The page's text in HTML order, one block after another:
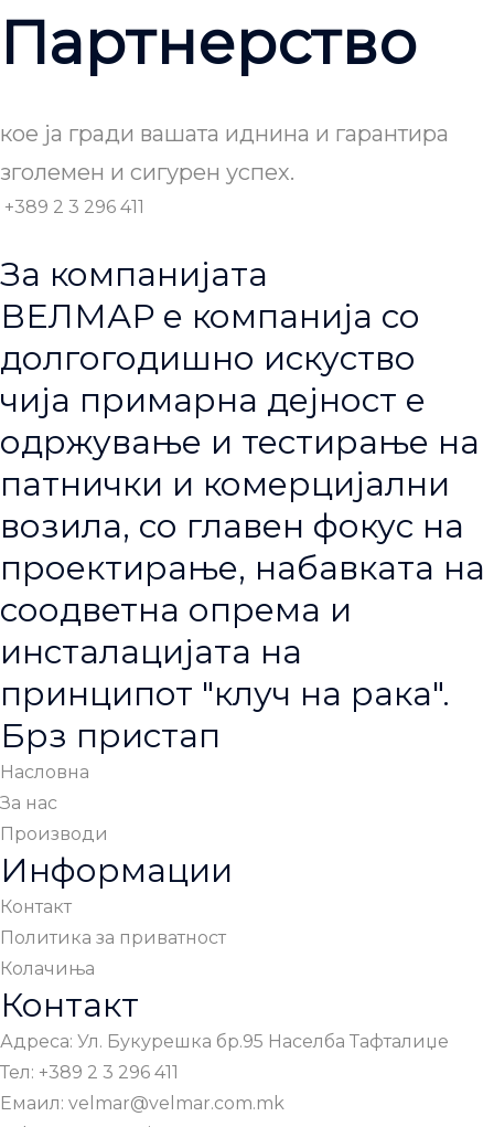
Партнерство
кое ја гради вашата иднина и гарантира
зголемен и сигурен успех.
+389 2 3 296 411
За компанијата
ВЕЛМАР е компанија со
долгогодишно искуство
чија примарна дејност е
одржување и тестирање на
патнички и комерцијални
возила, со главен фокус на
проектирање, набавката на
соодветна опрема и
инсталацијата на
принципот "клуч на рака".
Брз пристап
Насловна
За нас
Производи
Информации
Контакт
Политика за приватност
Колачиња
Контакт
Адреса: Ул. Букурешка бр.95 Населба Тафталиџе
Тел: +389 2 3 296 411
Емаил: velmar@velmar.com.mk